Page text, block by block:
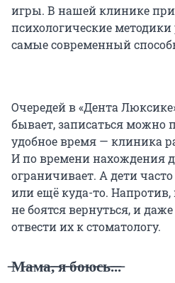
игры. В нашей клинике
психологические
самые современный
Очередей в «Дента
бывает, записаться можно
удобное время — клиника
И по времени нахождения
ограничивает. А дети
или ещё куда-то.
не боятся вернуться, и
отвести их к стоматологу.
̶М̶а̶м̶а̶,̶ ̶я̶ ̶б̶о̶ю̶с̶ь̶.̶.̶.̶